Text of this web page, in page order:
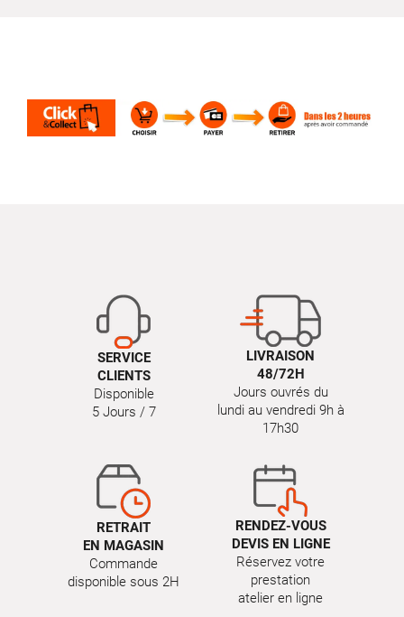
SERVICE
CLIENTS
Disponible
5 Jours / 7
LIVRAISON
48/72H
Jours ouvrés du
lundi au vendredi 9h à
17h30
RETRAIT
EN MAGASIN
Commande
disponible sous 2H
RENDEZ-VOUS
DEVIS EN LIGNE
Réservez votre
prestation
atelier en ligne